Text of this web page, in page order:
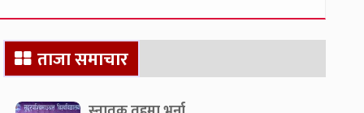
Secondary
Sidebarताजा समाचार